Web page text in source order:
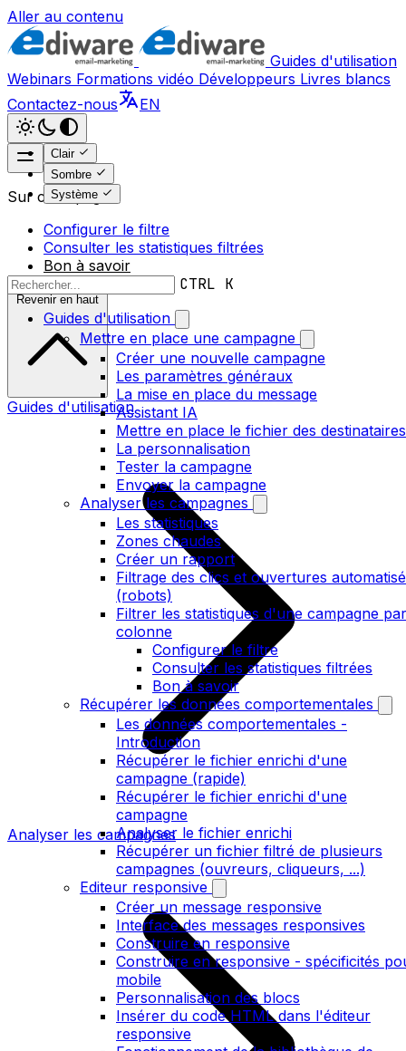
Aller au contenu
Guides d'utilisation
Webinars Formations vidéo Développeurs Livres blancs
Contactez-nous
EN
Clair
Sombre
Système
CTRL K
Guides d'utilisation
Mettre en place une campagne
Créer une nouvelle campagne
Les paramètres généraux
La mise en place du message
Assistant IA
Mettre en place le fichier des destinataires
La personnalisation
Tester la campagne
Envoyer la campagne
Analyser les campagnes
Les statistiques
Zones chaudes
Créer un rapport
Filtrage des clics et ouvertures
(robots)
Filtrer les statistiques d'une campagne par
colonne
Configurer le filtre
Consulter les statistiques filtrées
Bon à savoir
Récupérer les données comportementales
Les données comportementales -
Introduction
Récupérer le fichier enrichi d'une
campagne (rapide)
Récupérer le fichier enrichi d'une
campagne
Analyser le fichier enrichi
Récupérer un fichier filtré de plusieurs
campagnes (ouvreurs, cliqueurs, ...)
Editeur responsive
Créer un message responsive
Interface des messages responsives
Construire en responsive
Construire en responsive - spécificités
mobile
Personnalisation des blocs
Insérer du code HTML dans l'éditeur
responsive
Sur cette page
Configurer le filtre
Consulter les statistiques filtrées
Bon à savoir
Revenir en haut
Guides d'utilisation
Analyser les campagnes